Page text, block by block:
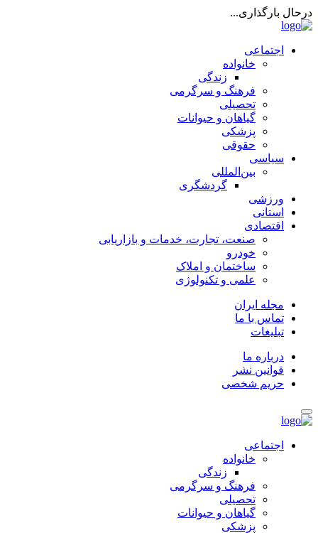
درحال بارگذاری...
اجتماعی
خانواده
زندگی
فرهنگ و سرگرمی
تحصیلی
گیاهان و حیوانات
پزشکی
حقوقی
سیاسی
بین‌المللی
گردشگری
ورزشی
استانی
اقتصادی
صنعت، تجارت، خدمات و بازاریابی
خودرو
ساختمان و املاک
علمی و تکنولوژی
مجله ایران
تماس با ما
تبلیغات
درباره ما
قوانین نشر
حریم شخصی
اجتماعی
خانواده
زندگی
فرهنگ و سرگرمی
تحصیلی
گیاهان و حیوانات
پزشکی